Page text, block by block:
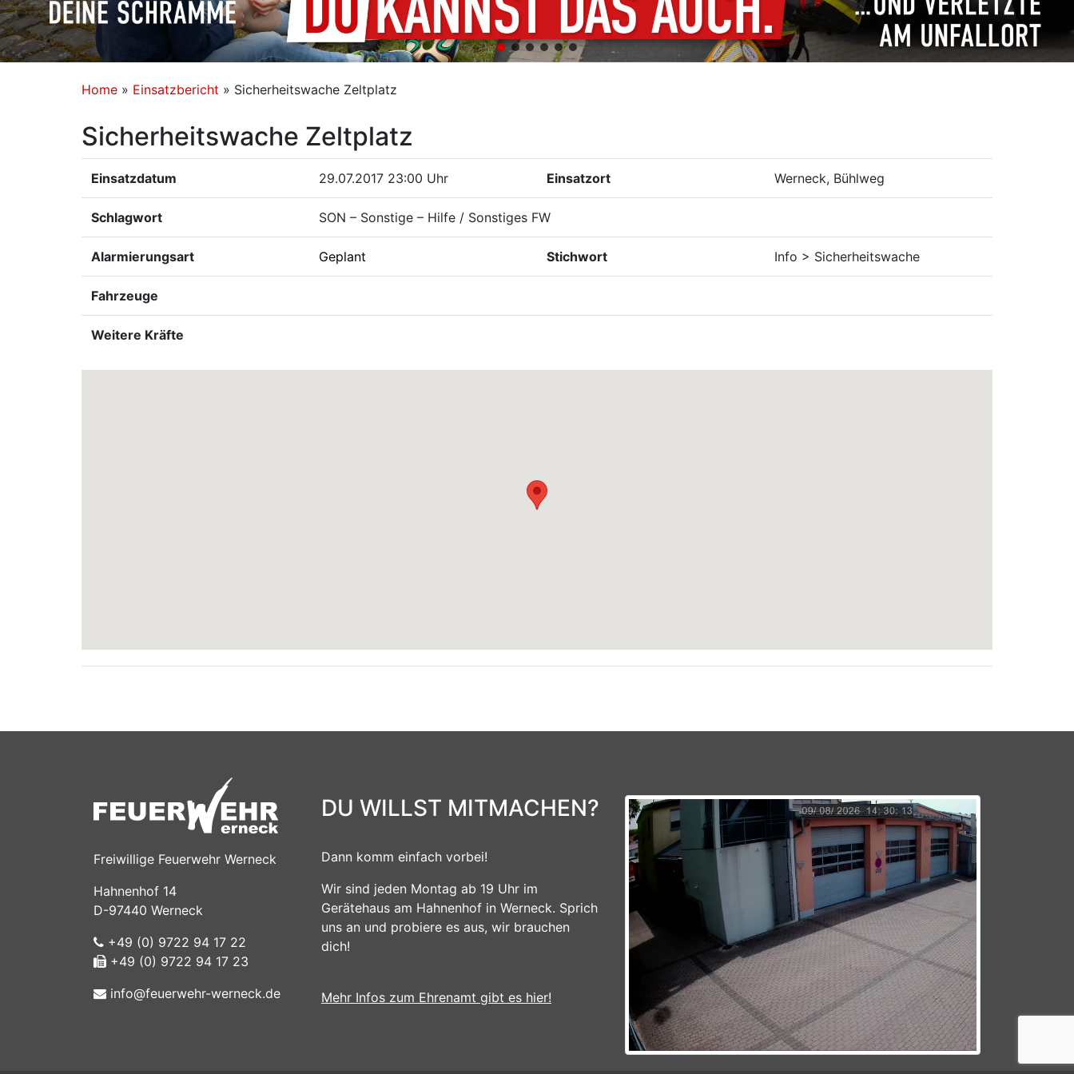
Home » Einsatzbericht » Sicherheitswache Zeltplatz
Sicherheitswache Zeltplatz
Einsatzdatum 29.07.2017 23:00 Uhr Einsatzort Werneck, Bühlweg
Schlagwort SON – Sonstige – Hilfe / Sonstiges FW
Alarmierungsart Geplant Stichwort Info > Sicherheitswache
Fahrzeuge
Weitere Kräfte
Freiwillige Feuerwehr Werneck
Hahnenhof 14
D-97440 Werneck
+49 (0) 9722 94 17 22
+49 (0) 9722 94 17 23
info@feuerwehr-werneck.de
DU WILLST MITMACHEN?
Dann komm einfach vorbei!
Wir sind jeden Montag ab 19 Uhr im
Gerätehaus am Hahnenhof in Werneck. Sprich
uns an und probiere es aus, wir brauchen
dich!
Mehr Infos zum Ehrenamt gibt es hier!